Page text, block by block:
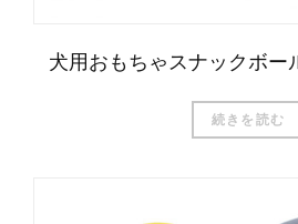
犬用おもちゃスナックボー
続きを読む